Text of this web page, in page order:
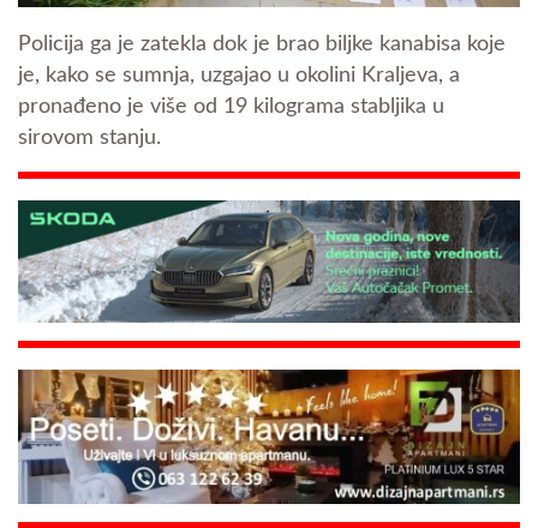
Policija ga je zatekla dok je brao biljke kanabisa koje
je, kako se sumnja, uzgajao u okolini Kraljeva, a
pronađeno je više od 19 kilograma stabljika u
sirovom stanju.